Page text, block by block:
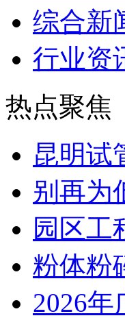
综合新
行业资
热点聚焦
昆明试
别再为
园区工
粉体粉
2026